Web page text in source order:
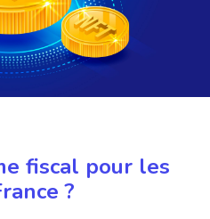
fiscal pour les
?